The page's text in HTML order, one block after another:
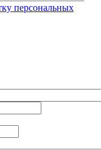
персональных